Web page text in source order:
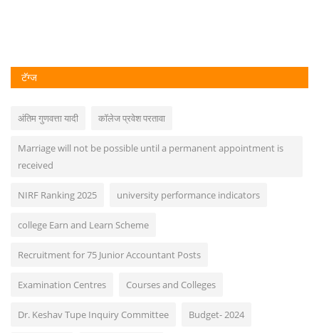
टॅग्ज
अंतिम गुणवत्ता यादी कॉलेज प्रवेश परतावा
Marriage will not be possible until a permanent appointment is
received
NIRF Ranking 2025 university performance indicators
college Earn and Learn Scheme
Recruitment for 75 Junior Accountant Posts
Examination Centres Courses and Colleges
Dr. Keshav Tupe Inquiry Committee Budget- 2024